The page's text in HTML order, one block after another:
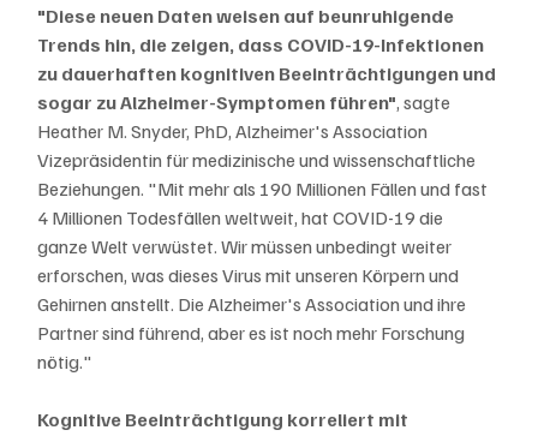
"Diese neuen Daten weisen auf beunruhigende
Trends hin, die zeigen, dass COVID-19-Infektionen
zu dauerhaften kognitiven Beeinträchtigungen und
sogar zu Alzheimer-Symptomen führen", sagte
Heather M. Snyder, PhD, Alzheimer's Association
Vizepräsidentin für medizinische und wissenschaftliche
Beziehungen. "Mit mehr als 190 Millionen Fällen und fast
4 Millionen Todesfällen weltweit, hat COVID-19 die
ganze Welt verwüstet. Wir müssen unbedingt weiter
erforschen, was dieses Virus mit unseren Körpern und
Gehirnen anstellt. Die Alzheimer's Association und ihre
Partner sind führend, aber es ist noch mehr Forschung
nötig."
Kognitive Beeinträchtigung korreliert mit